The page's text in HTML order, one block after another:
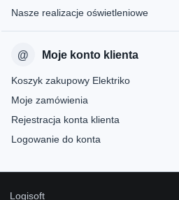
Nasze realizacje oświetleniowe
Moje konto klienta
Koszyk zakupowy Elektriko
Moje zamówienia
Rejestracja konta klienta
Logowanie do konta
Logisoft